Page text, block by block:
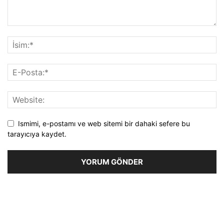
Ismimi, e-postamı ve web sitemi bir dahaki sefere bu
tarayıcıya kaydet.